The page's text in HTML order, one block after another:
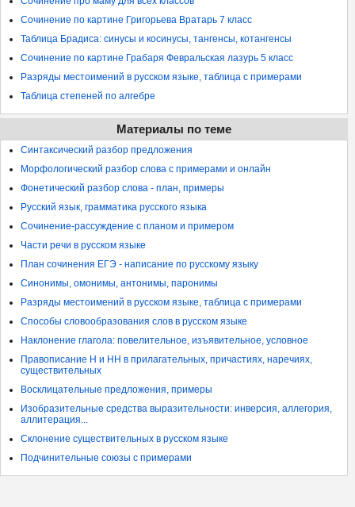
Сочинение по картине Григорьева Вратарь 7 класс
Таблица Брадиса: синусы и косинусы, тангенсы, котангенсы
Сочинение по картине Грабаря Февральская лазурь 5 класс
Разряды местоимений в русском языке, таблица с примерами
Таблица степеней по алгебре
Материалы по теме
Синтаксический разбор предложения
Морфологический разбор слова с примерами и онлайн
Фонетический разбор слова - план, примеры
Русский язык, грамматика русского языка
Сочинение-рассуждение с планом и примером
Части речи в русском языке
План сочинения ЕГЭ - написание по русскому языку
Синонимы, омонимы, антонимы, паронимы
Разряды местоимений в русском языке, таблица с примерами
Способы словообразования слов в русском языке
Наклонение глагола: повелительное, изъявительное, условное
Правописание Н и НН в прилагательных, причастиях, наречиях,
существительных
Восклицательные предложения, примеры
Изобразительные средства выразительности: инверсия, аллегория,
аллитерация...
Склонение существительных в русском языке
Подчинительные союзы с примерами